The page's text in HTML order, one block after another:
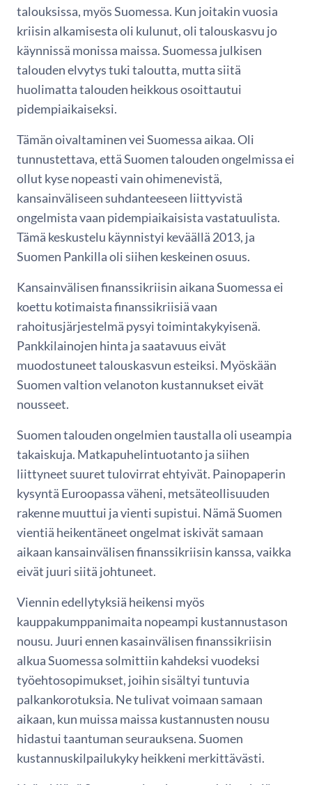
talouksissa, myös Suomessa. Kun joitakin vuosia
kriisin alkamisesta oli kulunut, oli talouskasvu jo
käynnissä monissa maissa. Suomessa julkisen
talouden elvytys tuki taloutta, mutta siitä
huolimatta talouden heikkous osoittautui
pidempiaikaiseksi.
Tämän oivaltaminen vei Suomessa aikaa. Oli
tunnustettava, että Suomen talouden ongelmissa ei
ollut kyse nopeasti vain ohimenevistä,
kansainväliseen suhdanteeseen liittyvistä
ongelmista vaan pidempiaikaisista vastatuulista.
Tämä keskustelu käynnistyi keväällä 2013, ja
Suomen Pankilla oli siihen keskeinen osuus.
Kansainvälisen finanssikriisin aikana Suomessa ei
koettu kotimaista finanssikriisiä vaan
rahoitusjärjestelmä pysyi toimintakykyisenä.
Pankkilainojen hinta ja saatavuus eivät
muodostuneet talouskasvun esteiksi. Myöskään
Suomen valtion velanoton kustannukset eivät
nousseet.
Suomen talouden ongelmien taustalla oli useampia
takaiskuja. Matkapuhelintuotanto ja siihen
liittyneet suuret tulovirrat ehtyivät. Painopaperin
kysyntä Euroopassa väheni, metsäteollisuuden
rakenne muuttui ja vienti supistui. Nämä Suomen
vientiä heikentäneet ongelmat iskivät samaan
aikaan kansainvälisen finanssikriisin kanssa, vaikka
eivät juuri siitä johtuneet.
Viennin edellytyksiä heikensi myös
kauppakumppanimaita nopeampi kustannustason
nousu. Juuri ennen kasainvälisen finanssikriisin
alkua Suomessa solmittiin kahdeksi vuodeksi
työehtosopimukset, joihin sisältyi tuntuvia
palkankorotuksia. Ne tulivat voimaan samaan
aikaan, kun muissa maissa kustannusten nousu
hidastui taantuman seurauksena. Suomen
kustannuskilpailukyky heikkeni merkittävästi.